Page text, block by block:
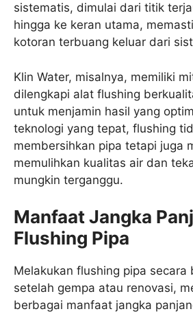
sistematis, dimulai dari titik
hingga ke keran utama,
kotoran terbuang keluar dari
Klin Water, misalnya, memiliki
dilengkapi alat flushing
untuk menjamin hasil yang
teknologi yang tepat, flushing
membersihkan pipa tetapi juga
memulihkan kualitas air dan
mungkin terganggu.
Manfaat Jangka
Flushing Pipa
Melakukan flushing pipa secara
setelah gempa atau renovasi,
berbagai manfaat jangka